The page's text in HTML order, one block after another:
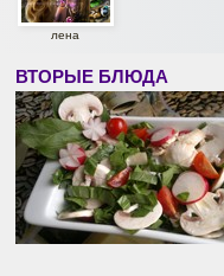
лена
ВТОРЫЕ БЛЮДА